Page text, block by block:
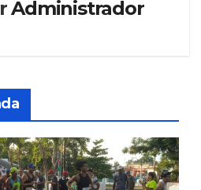
Administrador